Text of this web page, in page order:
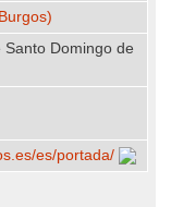
Santo Domingo de
​es/​portada/​